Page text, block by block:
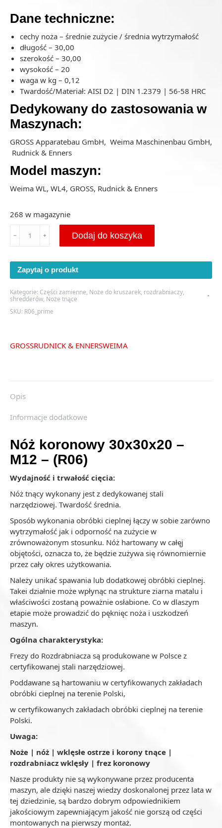
Dane techniczne:
cechy noża – średnie zużycie / średnia wytrzymałość
długość – 30,00
szerokość – 30,00
wysokość – 20
waga w kg – 0,12
Twardość/Materiał: AISI D2 | DIN 1.2379 | 56-58 HRC
Dedykowany do zastosowania w
Maszynach:
GROSS Apparatebau GmbH, Weima Maschinenbau GmbH,
Rudnick & Enners
Model maszyn:
Weima WL, WL4, GROSS, Rudnick & Enners
268 w magazynie
30x30x20
-
﹣ ﹢ Dodaj do koszyka
Zapytaj o produkt
Kategorie: Części zamienne, Noże do kruszarek, rozdrabniaczy,
shredderów, Noże tnące
SKU: R06_prime
GROSSRUDNICK & ENNERSWEIMA
Opis
Informacje dodatkowe
Nóż koronowy 30x30x20 –
M12 – (R06)
Wydajność i trwałość cięcia:
Nóż tnący wykonany jest z dedykowanej stali
narzędziowej. Twardość średnia.
Sposób wykonania obróbki cieplnej łączy w sobie zarówno
wytrzymałość jak i odporność na zużycie w
zrównoważonym stosunku. Nóż hartowany w całęj
objętości, oznacza to, że będzie zużywa się równomiernie
przez cały okres użytkowania.
Należy unikać spawania lub dodatkowej obróbki cieplnej.
Takei działnie może wpłynąc na strukture ziarna matalu i
właściwości zostaną poważnie osłabione. Co w dlaszym
etapie może prowadzić do pęknięc noża i uszkodzeń
maszyn.
Ogólna charakterystyka:
Frezy do Rozdrabniacza są produkowane w Polsce z
certyfikowanej stali narzędziowej.
Poddawane są hartowaniu w certyfikowanych zakładach
obróbki cieplnej na terenie Polski,
w certyfikowanych zakładach obróbki cieplnej na terenie
Polski.
Uwaga:
Noże | nóż | wklęsłe ostrze i korony tnące |
rozdrabniacz wklęsły | frez koronowy
Nasze produkty nie są wykonywane przez producenta
maszyn, ale dzięki naszej wiedzy doskonalonej przez lata w
tej dziedzinie, są bardzo dobrym odpowiednikiem
jakościowym zapewniającym jakość nie gorszą od części
montowanych na pierwszy montaż.